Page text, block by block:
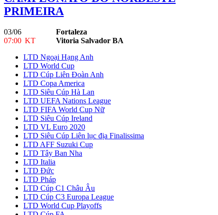
PRIMEIRA
03/06
07:00 KT
Fortaleza
Vitoria Salvador BA
LTD Ngoại Hạng Anh
LTD World Cup
LTD Cúp Liên Đoàn Anh
LTD Copa America
LTD Siêu Cúp Hà Lan
LTD UEFA Nations League
LTD FIFA World Cup Nữ
LTD Siêu Cúp Ireland
LTD VL Euro 2020
LTD Siêu Cúp Liên lục địa Finalissima
LTD AFF Suzuki Cup
LTD Tây Ban Nha
LTD Italia
LTD Đức
LTD Pháp
LTD Cúp C1 Châu Âu
LTD Cúp C3 Europa League
LTD World Cup Playoffs